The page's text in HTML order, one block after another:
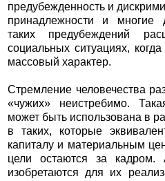
предубежденность и
принадлежности и многие
таких предубеждений
социальных ситуациях,
массовый характер.
Стремление человечества
«чужих» неистребимо.
может быть использована в
в таких, которые
капиталу и материальным
цели остаются за
изобретаются для их